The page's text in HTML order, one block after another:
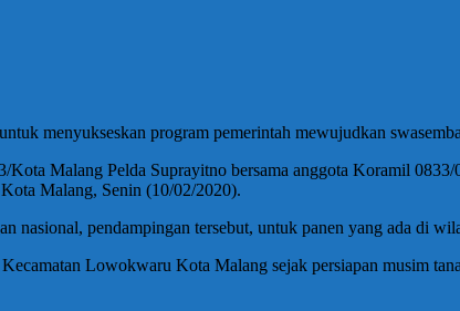
menyukseskan program pemerintah mewujudkan
Malang Pelda Suprayitno bersama anggota Koramil
Malang, Senin (10/02/2020).
nasional, pendampingan tersebut, untuk panen yang ada di
Lowokwaru Kota Malang sejak persiapan musim